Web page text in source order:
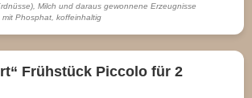
Milch und daraus gewonnene Erzeugnisse
Phosphat, koffeinhaltig
Frühstück Piccolo für 2